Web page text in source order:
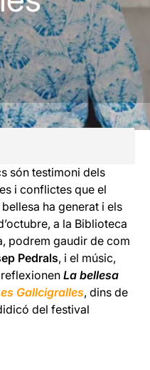
són testimoni dels
i conflictes que el
ha generat i els
a la Biblioteca
podrem gaudir de com
Pedrals, i el músic,
reflexionenLa bellesa
Gallcigralles, dins de
del festival